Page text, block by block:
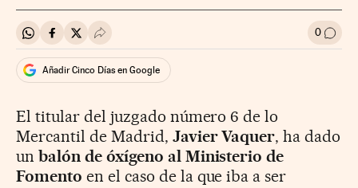
Compartir en Whatsapp
Compartir en Facebook
Compartir en Twitter
Desplegar Redes Sociales 0 Ir a
Añadir Cinco Días en Google
El titular del juzgado número 6 de lo
Mercantil de Madrid, Javier Vaquer, ha dado
un balón de óxígeno al Ministerio de
Fomento en el caso de la que iba a ser